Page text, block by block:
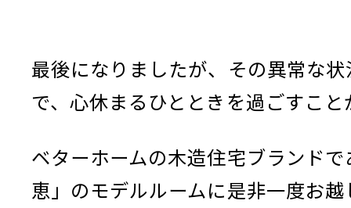
最後になりましたが、その異常な
で、心休まるひとときを過ごすこ
ベターホームの木造住宅ブランド
恵」のモデルルームに是非一度お